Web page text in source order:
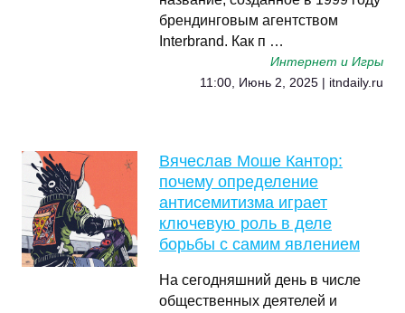
брендинговым агентством
Interbrand. Как п …
Интернет и Игры
11:00, Июнь 2, 2025 | itndaily.ru
Вячеслав Моше Кантор:
почему определение
антисемитизма играет
ключевую роль в деле
борьбы с самим явлением
На сегодняшний день в числе
общественных деятелей и